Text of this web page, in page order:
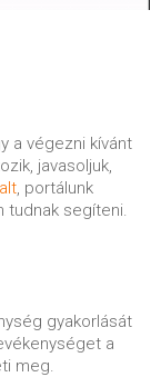
a végezni kívánt
javasoljuk,
, portálunk
segíteni.
gyakorlását
a
meg.